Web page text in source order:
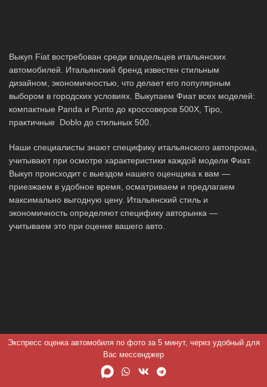
Выкуп Fiat востребован среди владельцев итальянских
автомобилей. Итальянский бренд известен стильным
дизайном, экономичностью, что делает его популярным
выбором в городских условиях. Выкупаем Фиат всех моделей:
компактные Panda и Punto до кроссоверов 500X, Tipo,
практичные Doblo до стильных 500.
Наши специалисты знают специфику итальянского автопрома,
учитывают при осмотре характеристики каждой модели Фиат.
Выкуп происходит с выездом нашего оценщика к вам —
приезжаем в удобное время, осматриваем и предлагаем
максимально выгодную цену. Итальянский стиль и
экономичность определяют специфику авторынка —
учитываем это при оценке вашего авто.
Экспресс оценка автомобиля по фото за 5 минут, через удобный для
Вас мессенджер